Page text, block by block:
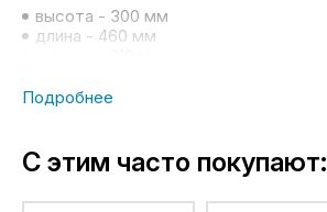
высота - 300 мм
длина - 460 мм
Размер №2
длина - 580 мм
ширина - 360 мм
С этим часто покупают: